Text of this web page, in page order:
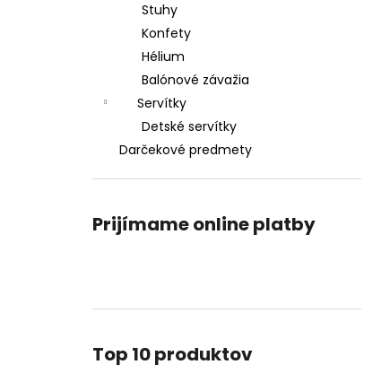
Stuhy
Konfety
Hélium
Balónové závažia
Servítky
Detské servítky
Darčekové predmety
Prijímame online platby
Top 10 produktov